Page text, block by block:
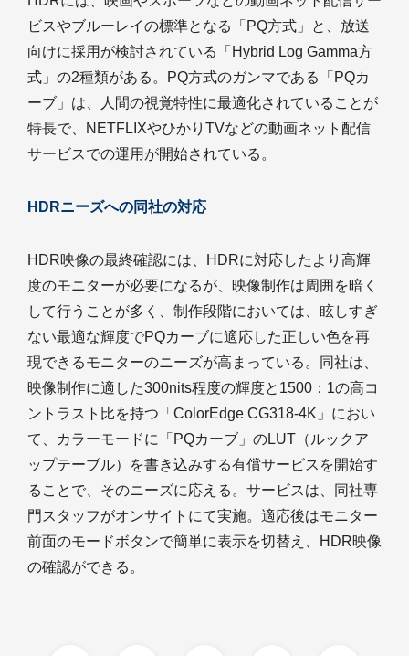
ビスやブルーレイの標準となる「PQ方式」と、放送
向けに採用が検討されている「Hybrid Log Gamma方
式」の2種類がある。PQ方式のガンマである「PQカ
ーブ」は、人間の視覚特性に最適化されていることが
特長で、NETFLIXやひかりTVなどの動画ネット配信
サービスでの運用が開始されている。
HDRニーズへの同社の対応
HDR映像の最終確認には、HDRに対応したより高輝
度のモニターが必要になるが、映像制作は周囲を暗く
して行うことが多く、制作段階においては、眩しすぎ
ない最適な輝度でPQカーブに適応した正しい色を再
現できるモニターのニーズが高まっている。同社は、
映像制作に適した300nits程度の輝度と1500：1の高コ
ントラスト比を持つ「ColorEdge CG318-4K」におい
て、カラーモードに「PQカーブ」のLUT（ルックア
ップテーブル）を書き込みする有償サービスを開始す
ることで、そのニーズに応える。サービスは、同社専
門スタッフがオンサイトにて実施。適応後はモニター
前面のモードボタンで簡単に表示を切替え、HDR映像
の確認ができる。